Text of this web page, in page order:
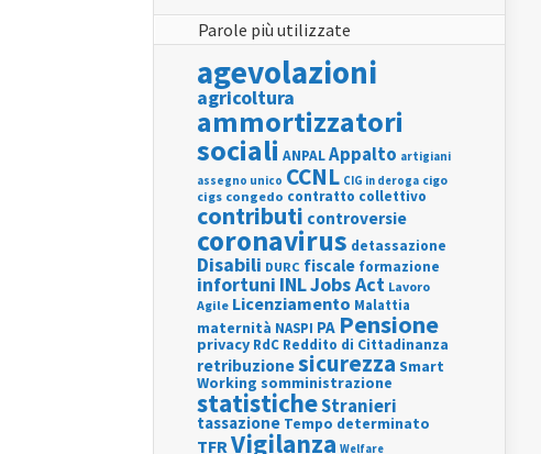
Parole più utilizzate
agevolazioni
agricoltura
ammortizzatori
sociali ANPALAppalto artigiani
assegno unico CCNL CIG in deroga cigo
cigs congedo contratto collettivo
contributi controversie
coronavirus detassazione
Disabili DURC fiscale formazione
infortuni INLJobs Act Lavoro
Agile Licenziamento Malattia
maternità NASPI PA Pensione
privacy RdC Reddito di Cittadinanza
retribuzionesicurezza Smart
Working somministrazione
statisticheStranieri
tassazione Tempo determinato
TFRVigilanza Welfare